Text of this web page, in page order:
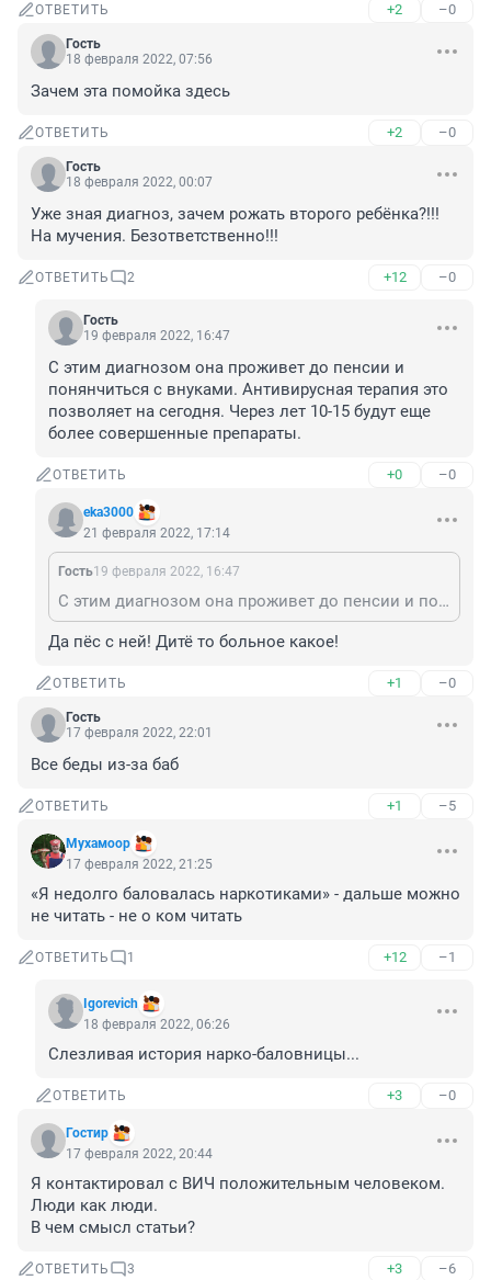
ОТВЕТИТЬ +2 –0
Гость
18 февраля 2022, 07:56
Зачем эта помойка здесь
ОТВЕТИТЬ +2 –0
Гость
18 февраля 2022, 00:07
Уже зная диагноз, зачем рожать второго ребёнка?!!!
На мучения. Безответственно!!!
ОТВЕТИТЬ 2 +12 –0
Гость
19 февраля 2022, 16:47
С этим диагнозом она проживет до пенсии и
понянчиться с внуками. Антивирусная терапия это
позволяет на сегодня. Через лет 10-15 будут еще
более совершенные препараты.
ОТВЕТИТЬ +0 –0
eka3000
21 февраля 2022, 17:14
Гость19 февраля 2022, 16:47
С этим диагнозом она проживет до пенсии и понянчиться с внуками. Антивирусная терапия это позволяет на сегодня. Через лет 10-15 будут еще более совершенные препараты.
Да пёс с ней! Дитё то больное какое!
ОТВЕТИТЬ +1 –0
Гость
17 февраля 2022, 22:01
Все беды из-за баб
ОТВЕТИТЬ +1 –5
Мухамоор
17 февраля 2022, 21:25
«Я недолго баловалась наркотиками» - дальше можно
не читать - не о ком читать
ОТВЕТИТЬ 1 +12 –1
Igorevich
18 февраля 2022, 06:26
Слезливая история нарко-баловницы...
ОТВЕТИТЬ +3 –0
Гостир
17 февраля 2022, 20:44
Я контактировал с ВИЧ положительным человеком.
Люди как люди.
В чем смысл статьи?
ОТВЕТИТЬ 3 +3 –6